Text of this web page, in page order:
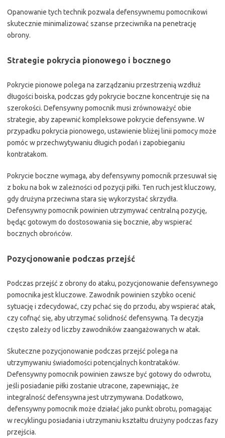
Opanowanie tych technik pozwala defensywnemu pomocnikowi
skutecznie minimalizować szanse przeciwnika na penetrację
obrony.
Strategie pokrycia pionowego i bocznego
Pokrycie pionowe polega na zarządzaniu przestrzenią wzdłuż
długości boiska, podczas gdy pokrycie boczne koncentruje się na
szerokości. Defensywny pomocnik musi zrównoważyć obie
strategie, aby zapewnić kompleksowe pokrycie defensywne. W
przypadku pokrycia pionowego, ustawienie bliżej linii pomocy może
pomóc w przechwytywaniu długich podań i zapobieganiu
kontratakom.
Pokrycie boczne wymaga, aby defensywny pomocnik przesuwał się
z boku na bok w zależności od pozycji piłki. Ten ruch jest kluczowy,
gdy drużyna przeciwna stara się wykorzystać skrzydła.
Defensywny pomocnik powinien utrzymywać centralną pozycję,
będąc gotowym do dostosowania się bocznie, aby wspierać
bocznych obrońców.
Pozycjonowanie podczas przejść
Podczas przejść z obrony do ataku, pozycjonowanie defensywnego
pomocnika jest kluczowe. Zawodnik powinien szybko ocenić
sytuację i zdecydować, czy pchać się do przodu, aby wspierać atak,
czy cofnąć się, aby utrzymać solidność defensywną. Ta decyzja
często zależy od liczby zawodników zaangażowanych w atak.
Skuteczne pozycjonowanie podczas przejść polega na
utrzymywaniu świadomości potencjalnych kontrataków.
Defensywny pomocnik powinien zawsze być gotowy do odwrotu,
jeśli posiadanie piłki zostanie utracone, zapewniając, że
integralność defensywna jest utrzymywana. Dodatkowo,
defensywny pomocnik może działać jako punkt obrotu, pomagając
w recyklingu posiadania i utrzymaniu kształtu drużyny podczas fazy
przejścia.